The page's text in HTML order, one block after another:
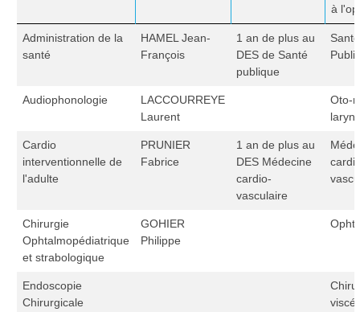
à
Administration de la
santé
HAMEL Jean-
François
1 an de plus au
DES de Santé
publique
Santé
Audiophonologie
LACCOURREYE
Laurent
Oto-
Cardio
interventionnelle de
l'adulte
PRUNIER
Fabrice
1 an de plus au
DES Médecine
cardio-
vasculaire
Chirurgie
Ophtalmopédiatrique
et strabologique
GOHIER
Philippe
Endoscopie
Chirurgicale